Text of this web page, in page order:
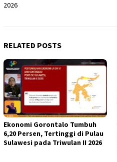
2026
RELATED POSTS
Ekonomi Gorontalo Tumbuh
6,20 Persen, Tertinggi di Pulau
Sulawesi pada Triwulan II 2026